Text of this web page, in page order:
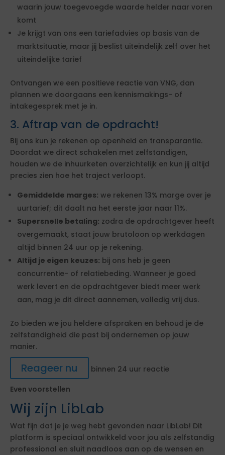
waarin jouw toegevoegde waarde helder naar voren
komt
Je krijgt van ons een tariefadvies op basis van de
marktsituatie, maar jij beslist uiteindelijk zelf over het
uiteindelijke tarief
Ontvangen we een positieve reactie van VNG, dan
plannen we doorgaans een kennismakings- of
intakegesprek met je in.
3. Aftrap van de opdracht!
Bij ons kun je rekenen op openheid en transparantie.
Doordat we direct schakelen met zelfstandigen,
houden we de inhuurketen overzichtelijk en kun jij altijd
precies zien hoe het traject verloopt.
Gemiddelde marges: we rekenen 13% marge over je
uurtarief; dit daalt na het eerste jaar naar 11%.
Supersnelle betaling: zodra de opdrachtgever heeft
overgemaakt, staat jouw brutoloon op werkdagen
altijd binnen 24 uur op je rekening.
Altijd je eigen keuzes: bij ons heb je geen
concurrentie- of relatiebeding. Wanneer je goed
werk levert en de opdrachtgever biedt meer werk
aan, mag je dit direct aannemen, volledig vrij dus.
Zo bieden we jou heldere afspraken en behoud je de
zelfstandigheid die past bij ondernemen op jouw
manier.
Reageer nu
binnen 24 uur reactie
Even voorstellen
Wij zijn LibLab
Wat fijn dat je je weg hebt gevonden naar LibLab! Dit
platform is speciaal ontwikkeld voor jou als zelfstandig
professional en sluit naadloos aan op de wensen en